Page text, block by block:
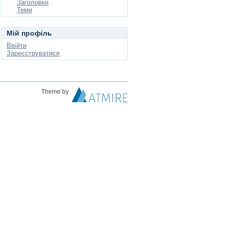
Заголовки
Теми
Мій профіль
Ввійти
Зареєструватися
Theme by